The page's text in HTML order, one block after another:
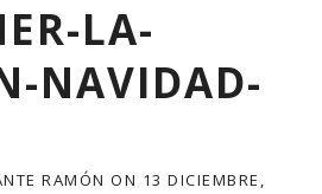
LA-
NAVIDAD-
RAMÓN ON 13 DICIEMBRE,